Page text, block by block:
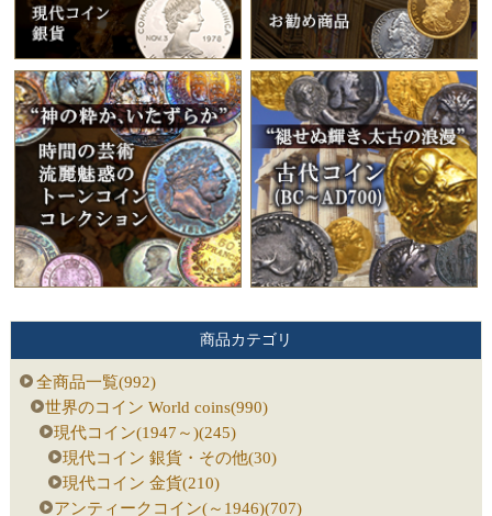
商品カテゴリ
全商品一覧(992)
世界のコイン World coins(990)
現代コイン(1947～)(245)
現代コイン 銀貨・その他(30)
現代コイン 金貨(210)
アンティークコイン(～1946)(707)